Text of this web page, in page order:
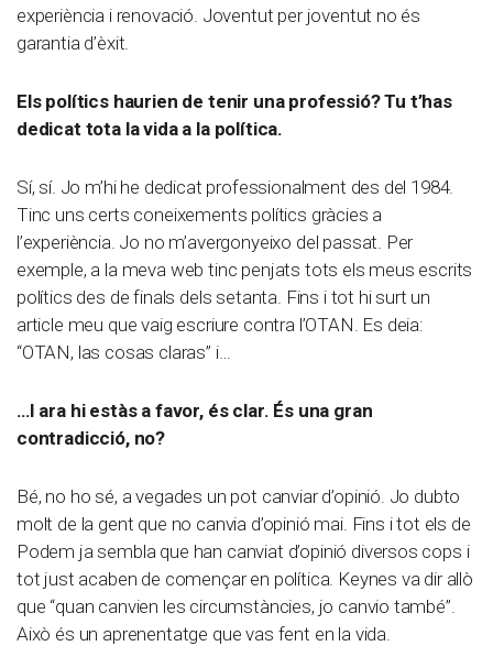
experiència i renovació. Joventut per joventut no és
garantia d’èxit.
Els polítics haurien de tenir una professió? Tu t’has
dedicat tota la vida a la política.
Sí, sí. Jo m’hi he dedicat professionalment des del 1984.
Tinc uns certs coneixements polítics gràcies a
l’experiència. Jo no m’avergonyeixo del passat. Per
exemple, a la meva web tinc penjats tots els meus escrits
polítics des de finals dels setanta. Fins i tot hi surt un
article meu que vaig escriure contra l’OTAN. Es deia:
“OTAN, las cosas claras” i…
…I ara hi estàs a favor, és clar. És una gran
contradicció, no?
Bé, no ho sé, a vegades un pot canviar d’opinió. Jo dubto
molt de la gent que no canvia d’opinió mai. Fins i tot els de
Podem ja sembla que han canviat d’opinió diversos cops i
tot just acaben de començar en política. Keynes va dir allò
que “quan canvien les circumstàncies, jo canvio també”.
Això és un aprenentatge que vas fent en la vida.